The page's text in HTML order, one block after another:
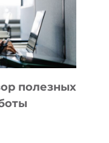
полезных